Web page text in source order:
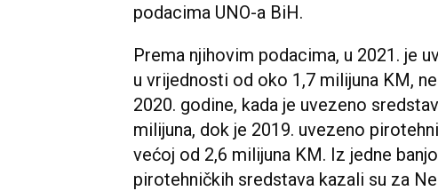
podacima UNO-a BiH.
Prema njihovim podacima, u 2021. je
u vrijednosti od oko 1,7 milijuna KM,
2020. godine, kada je uvezeno
milijuna, dok je 2019. uvezeno
većoj od 2,6 milijuna KM. Iz jedne
pirotehničkih sredstava kazali su za